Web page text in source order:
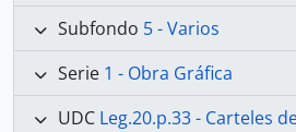
Subfondo 5 - Varios
Serie 1 - Obra Gráfica
UDC Leg.20.p.33 - Carteles de